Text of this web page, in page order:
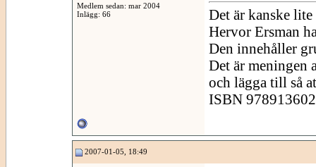
Medlem sedan: mar 2004
Inlägg: 66
Det är kanske
Hervor Ersman
Den innehåller
Det är meningen
och lägga till så
ISBN
2007-01-05, 18:49